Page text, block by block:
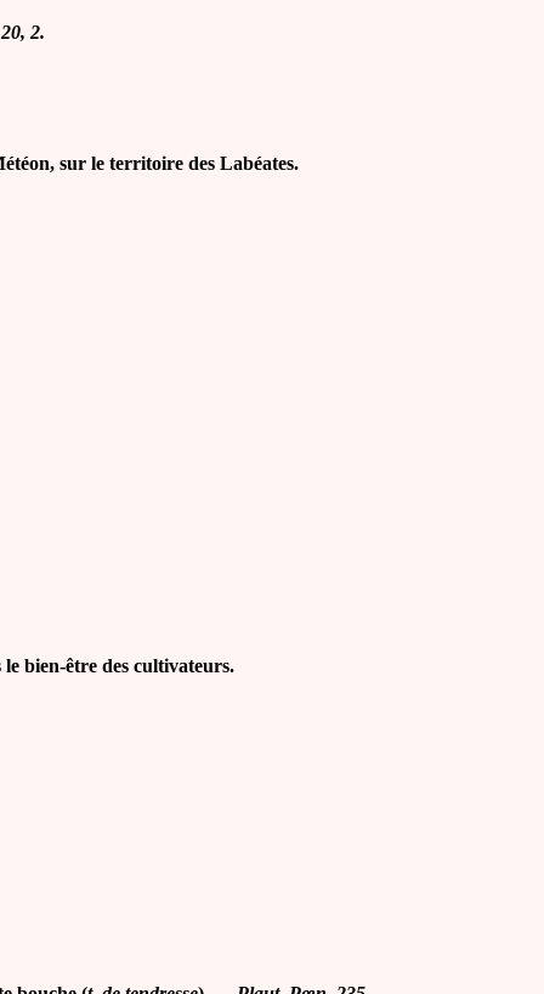
2.
sur le territoire des Labéates.
bien-être des cultivateurs.